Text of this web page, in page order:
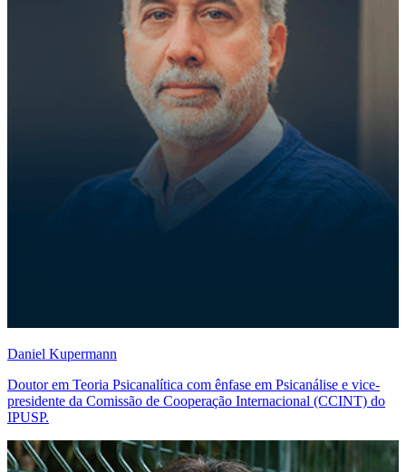
Daniel Kupermann
Doutor em Teoria Psicanalítica com ênfase em Psicanálise e vice-
presidente da Comissão de Cooperação Internacional (CCINT) do
IPUSP.